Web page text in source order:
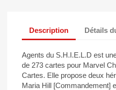
Description Détails
Agents du S.H.I.E.L.D est
de 273 cartes pour Marvel
Cartes. Elle propose deux
Maria Hill [Commandement]